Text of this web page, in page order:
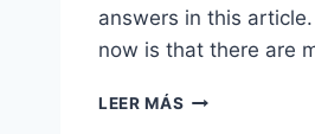
answers in this
now is that there are
LEER MÁS 13